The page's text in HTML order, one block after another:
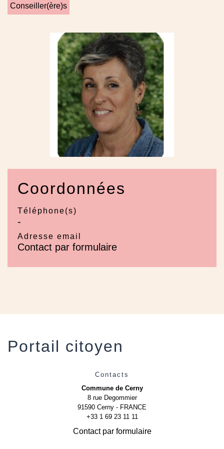
Conseiller(ère)s
Coordonnées
Téléphone(s)
-
Adresse email
Contact par formulaire
Portail citoyen
Contacts
Commune de Cerny
8 rue Degommier
91590 Cerny - FRANCE
+33 1 69 23 11 11
Contact par formulaire